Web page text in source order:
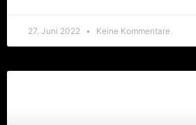
27. Juni 2022 Keine Kommentare